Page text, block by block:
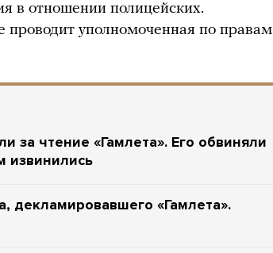
в отношении полицейских.
проводит уполномоченная по правам
за чтение «Гамлета». Его обвиняли
извинились
декламировавшего «Гамлета».